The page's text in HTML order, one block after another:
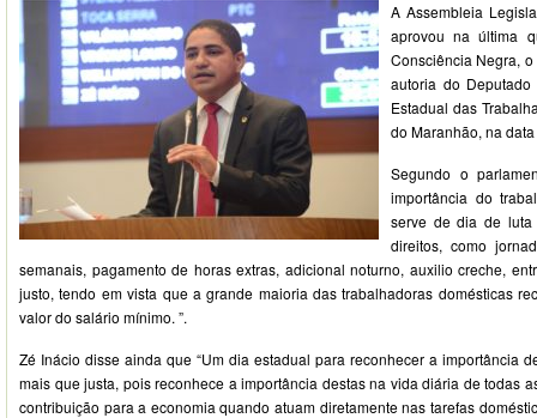
A Assembleia
aprovou na última
Consciência Negra,
autoria do
Estadual das
do Maranhão, na
Segundo o
importância do
serve de dia de luta
direitos, como
semanais, pagamento de horas extras, adicional noturno, auxilio creche,
justo, tendo em vista que a grande maioria das trabalhadoras domésticas
valor do salário mínimo. ”.
Zé Inácio disse ainda que “Um dia estadual para reconhecer a importância
mais que justa, pois reconhece a importância destas na vida diária de todas
contribuição para a economia quando atuam diretamente nas tarefas